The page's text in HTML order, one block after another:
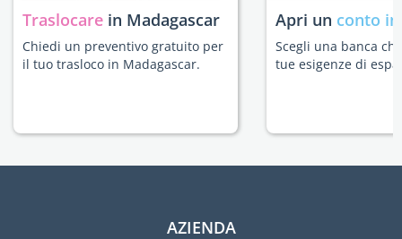
Traslocare in Madagascar
Chiedi un preventivo gratuito per
il tuo trasloco in Madagascar.
Apri un conto
Scegli una banca
tue esigenze di
AZIENDA